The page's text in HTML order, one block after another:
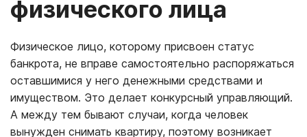
физического лица
Физическое лицо, которому присвоен статус
банкрота, не вправе самостоятельно распоряжаться
оставшимися у него денежными средствами и
имуществом. Это делает конкурсный управляющий.
А между тем бывают случаи, когда человек
вынужден снимать квартиру, поэтому возникает